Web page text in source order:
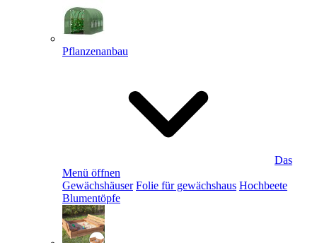
Pflanzenanbau
Das
Menü öffnen
Gewächshäuser Folie für gewächshaus Hochbeete
Blumentöpfe